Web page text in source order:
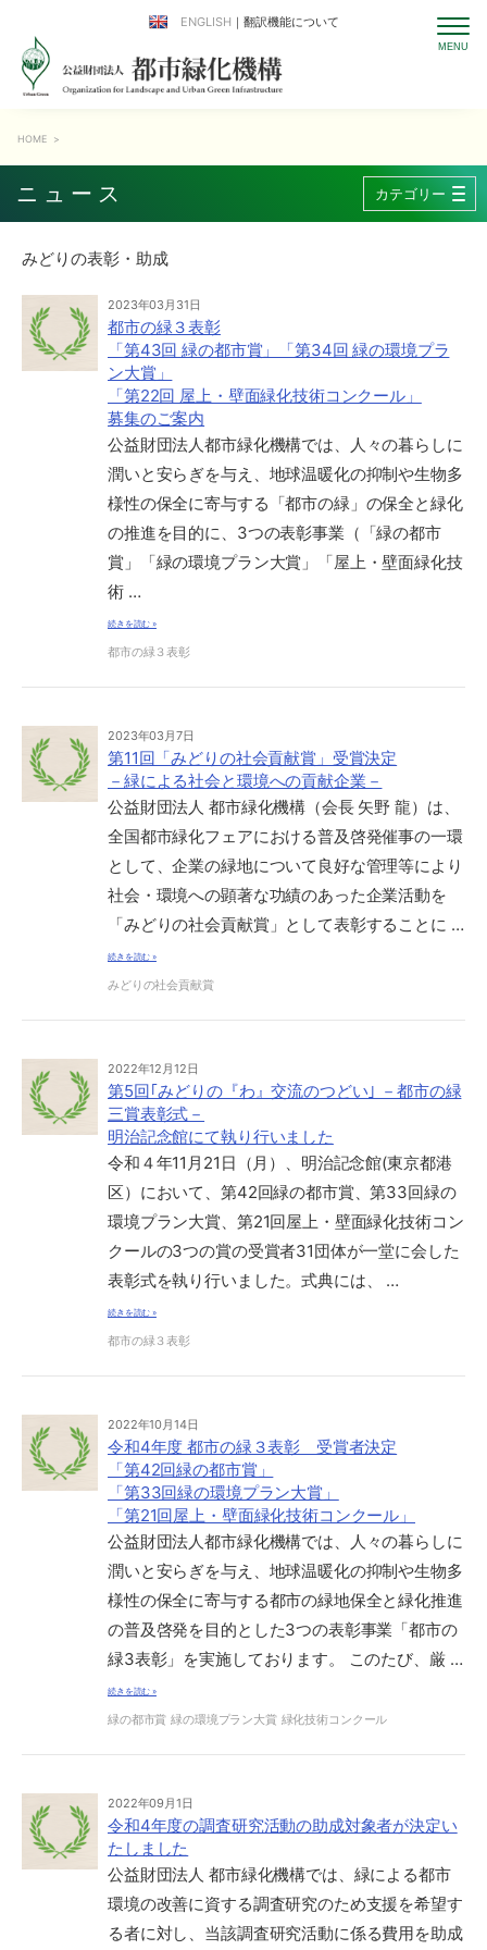
ENGLISH ｜翻訳機能について
ニュース
HOME >
みどりの表彰・助成
2023年03月31日
都市の緑３表彰
「第43回 緑の都市賞」「第34回 緑の環境プラ
ン大賞」
「第22回 屋上・壁面緑化技術コンクール」
募集のご案内
公益財団法人都市緑化機構では、人々の暮らしに
潤いと安らぎを与え、地球温暖化の抑制や生物多
様性の保全に寄与する「都市の緑」の保全と緑化
の推進を目的に、3つの表彰事業（「緑の都市
賞」「緑の環境プラン大賞」「屋上・壁面緑化技
術 …
続きを読む »
都市の緑３表彰
2023年03月7日
第11回「みどりの社会貢献賞」受賞決定
－緑による社会と環境への貢献企業－
公益財団法人 都市緑化機構（会長 矢野 龍）は、
全国都市緑化フェアにおける普及啓発催事の一環
として、企業の緑地について良好な管理等により
社会・環境への顕著な功績のあった企業活動を
「みどりの社会貢献賞」として表彰することに …
続きを読む »
みどりの社会貢献賞
2022年12月12日
第5回｢みどりの『わ』交流のつどい｣ －都市の緑
三賞表彰式－
明治記念館にて執り行いました
令和４年11月21日（月）、明治記念館(東京都港
区）において、第42回緑の都市賞、第33回緑の
環境プラン大賞、第21回屋上・壁面緑化技術コン
クールの3つの賞の受賞者31団体が一堂に会した
表彰式を執り行いました。式典には、 …
続きを読む »
都市の緑３表彰
2022年10月14日
令和4年度 都市の緑３表彰 受賞者決定
「第42回緑の都市賞」
「第33回緑の環境プラン大賞」
「第21回屋上・壁面緑化技術コンクール」
公益財団法人都市緑化機構では、人々の暮らしに
潤いと安らぎを与え、地球温暖化の抑制や生物多
様性の保全に寄与する都市の緑地保全と緑化推進
の普及啓発を目的とした3つの表彰事業「都市の
緑3表彰」を実施しております。 このたび、厳 …
続きを読む »
緑の都市賞 緑の環境プラン大賞 緑化技術コンクール
2022年09月1日
令和4年度の調査研究活動の助成対象者が決定い
たしました
公益財団法人 都市緑化機構では、緑による都市
環境の改善に資する調査研究のため支援を希望す
る者に対し、当該調査研究活動に係る費用を助成
カテゴリー